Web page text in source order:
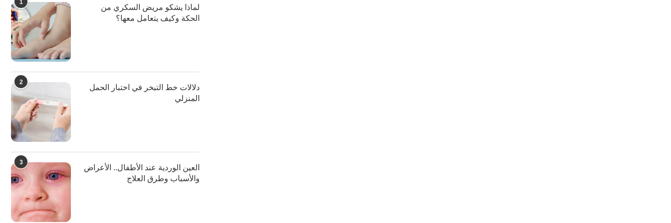
1
لماذا يشكو مريض السكري من
الحكة وكيف يتعامل معها؟
2
دلالات خط التبخر في اختبار الحمل
المنزلي
3
العين الوردية عند الأطفال.. الأعراض
والأسباب وطرق العلاج